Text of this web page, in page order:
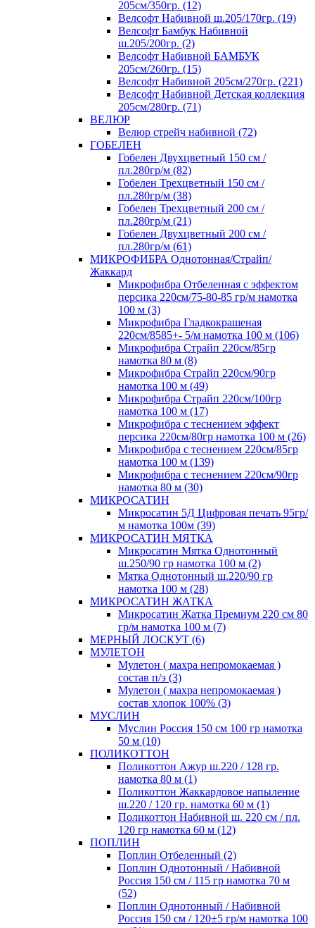
205см/350гр. (12)
Велсофт Набивной ш.205/170гр. (19)
Велсофт Бамбук Набивной
ш.205/200гр. (2)
Велсофт Набивной БАМБУК
205см/260гр. (15)
Велсофт Набивной 205см/270гр. (221)
Велсофт Набивной Детская коллекция
205см/280гр. (71)
ВЕЛЮР
Велюр стрейч набивной (72)
ГОБЕЛЕН
Гобелен Двухцветный 150 см /
пл.280гр/м (82)
Гобелен Трехцветный 150 см /
пл.280гр/м (38)
Гобелен Трехцветный 200 см /
пл.280гр/м (21)
Гобелен Двухцветный 200 см /
пл.280гр/м (61)
МИКРОФИБРА Однотонная/Страйп/
Жаккард
Микрофибра Отбеленная с эффектом
персика 220см/75-80-85 гр/м намотка
100 м (3)
Микрофибра Гладкокрашеная
220см/8585+- 5/м намотка 100 м (106)
Микрофибра Страйп 220см/85гр
намотка 80 м (8)
Микрофибра Страйп 220см/90гр
намотка 100 м (49)
Микрофибра Страйп 220см/100гр
намотка 100 м (17)
Микрофибра с теснением эффект
персика 220см/80гр намотка 100 м (26)
Микрофибра с теснением 220см/85гр
намотка 100 м (139)
Микрофибра с теснением 220см/90гр
намотка 80 м (30)
МИКРОСАТИН
Микросатин 5Д Цифровая печать 95гр/
м намотка 100м (39)
МИКРОСАТИН МЯТКА
Микросатин Мятка Однотонный
ш.250/90 гр намотка 100 м (2)
Мятка Однотонный ш.220/90 гр
намотка 100 м (28)
МИКРОСАТИН ЖАТКА
Микросатин Жатка Премиум 220 см 80
гр/м намотка 100 м (7)
МЕРНЫЙ ЛОСКУТ (6)
МУЛЕТОН
Мулетон ( махра непромокаемая )
состав п/э (3)
Мулетон ( махра непромокаемая )
состав хлопок 100% (3)
МУСЛИН
Муслин Россия 150 см 100 гр намотка
50 м (10)
ПОЛИКОТТОН
Поликоттон Ажур ш.220 / 128 гр.
намотка 80 м (1)
Поликоттон Жаккардовое напыление
ш.220 / 120 гр. намотка 60 м (1)
Поликоттон Набивной ш. 220 см / пл.
120 гр намотка 60 м (12)
ПОПЛИН
Поплин Отбеленный (2)
Поплин Однотонный / Набивной
Россия 150 см / 115 гр намотка 70 м
(52)
Поплин Однотонный / Набивной
Россия 150 см / 120±5 гр/м намотка 100